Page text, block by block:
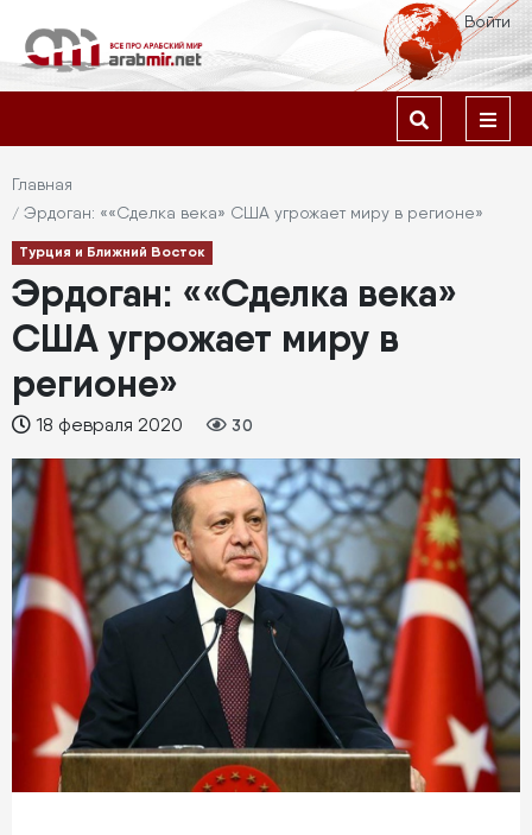
основному
содержанию
Меню
учётной
пользователя
Войти
навигация
Строка
навигации
Главная
Эрдоган: ««Сделка века» США угрожает миру в регионе»
Турция и Ближний Восток
Эрдоган: ««Сделка века»
США угрожает миру в
регионе»
18 февраля 2020 30